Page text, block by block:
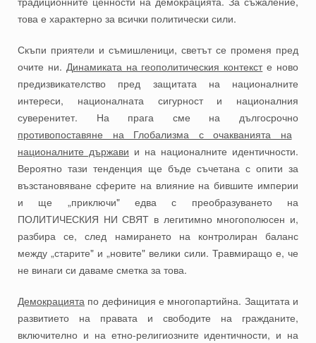
това е характерно за всички политически сили.
Скъпи приятели и съмишленици, светът се променя пред
очите ни. Динамиката на геополитическия контексте ново
предизвикателство пред защитата на националните
интереси, националната сигурност и националния
суверенитет. На прага сме на дългосрочно
противопоставяне на Глобализма с очакванията на
националните държави и на националните идентичности.
Вероятно тази тенденция ще бъде съчетана с опити за
възстановяване сферите на влияние на бившите империи
и ще „приключи" едва с преобразуването на
ПОЛИТИЧЕСКИЯ НИ СВЯТ в легитимно многополюсен и,
разбира се, след намирането на контролиран баланс
между „старите" и „новите" велики сили. Травмиращо е, че
не винаги си даваме сметка за това.
Демокрацията по дефиниция е многопартийна. Защитата и
развитието на правата и свободите на гражданите,
включително и на етно-религиозните идентичности, и на